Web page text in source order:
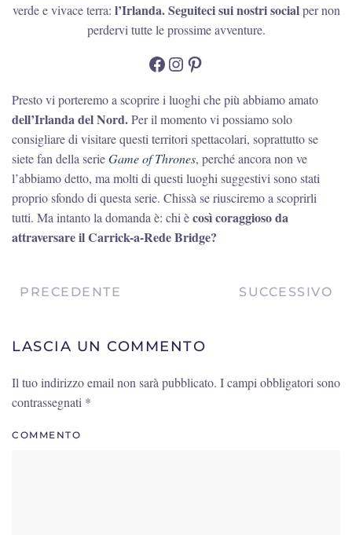
verde e vivace terra: l’Irlanda.Seguiteci sui nostri socialper non
perdervi tutte le prossime avventure.
Facebook
Instagram
Pinterest
Presto vi porteremo a scoprire i luoghi che più abbiamo amato
dell’Irlanda del Nord.Per il momento vi possiamo solo
consigliare di visitare questi territori spettacolari, soprattutto se
siete fan della serieGame of Thrones, perché ancora non ve
l’abbiamo detto, ma molti di questi luoghi suggestivi sono stati
proprio sfondo di questa serie. Chissà se riusciremo a scoprirli
tutti. Ma intanto la domanda è: chi ècosì coraggioso da
attraversare il Carrick-a-Rede Bridge?
PRECEDENTE SUCCESSIVO
LASCIA UN COMMENTO
Il tuo indirizzo email non sarà pubblicato. I campi obbligatori sono
contrassegnati *
COMMENTO